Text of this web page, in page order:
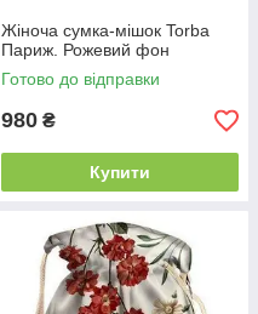
Жіноча сумка-мішок Torba
Париж. Рожевий фон
Готово до відправки
980 ₴
Купити